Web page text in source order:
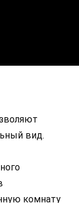
вид.
комнату